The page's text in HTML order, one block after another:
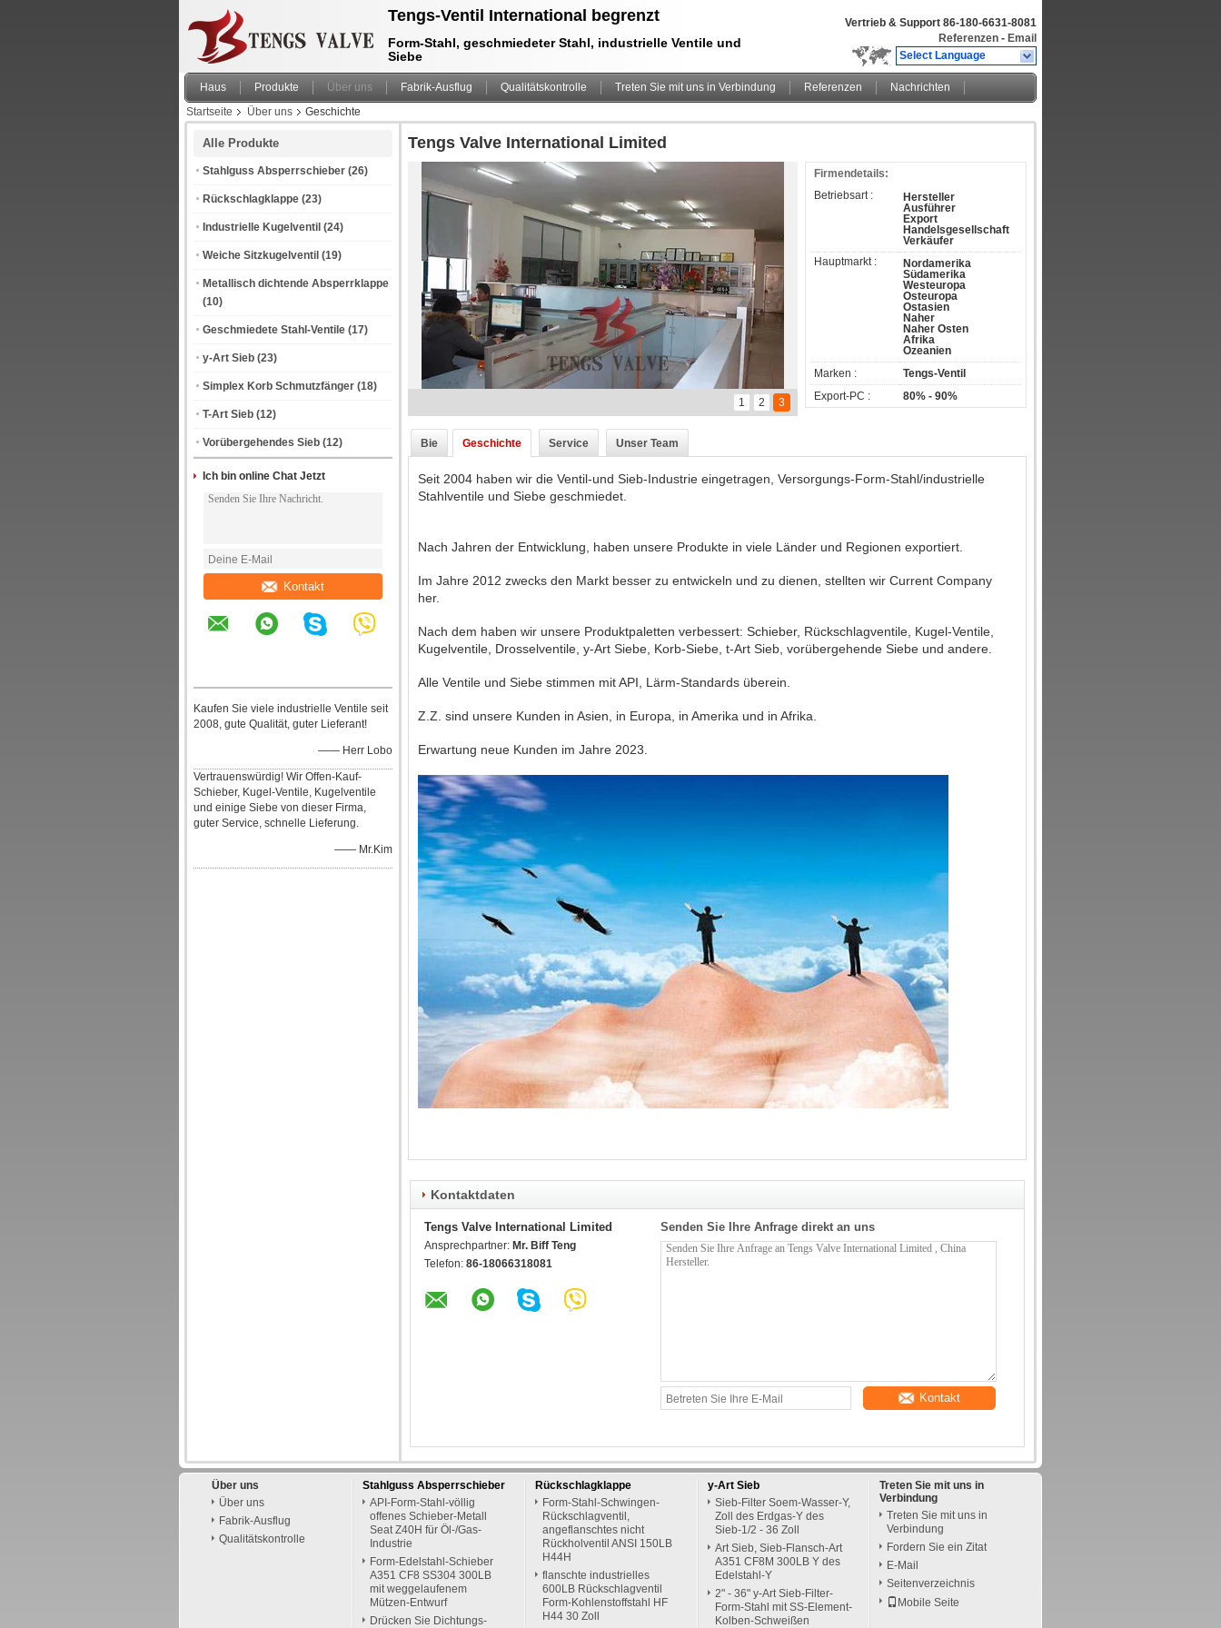
Tengs-Ventil International begrenzt
Form-Stahl, geschmiedeter Stahl, industrielle Ventile und
Siebe
Vertrieb & Support 86-180-6631-8081
Referenzen - Email
Select Language
Haus Produkte Über uns Fabrik-Ausflug Qualitätskontrolle Treten Sie mit uns in Verbindung Referenzen
Nachrichten
Startseite
Über uns Geschichte
Alle Produkte
Stahlguss Absperrschieber (26)
Rückschlagklappe (23)
Industrielle Kugelventil (24)
Weiche Sitzkugelventil (19)
Metallisch dichtende Absperrklappe
(10)
Geschmiedete Stahl-Ventile (17)
y-Art Sieb (23)
Simplex Korb Schmutzfänger (18)
T-Art Sieb (12)
Vorübergehendes Sieb (12)
Ich bin online Chat Jetzt
Kontakt
Kaufen Sie viele industrielle Ventile seit
2008, gute Qualität, guter Lieferant!
—— Herr Lobo
Vertrauenswürdig! Wir Offen-Kauf-
Schieber, Kugel-Ventile, Kugelventile
und einige Siebe von dieser Firma,
guter Service, schnelle Lieferung.
—— Mr.Kim
Tengs Valve International Limited
1 2 3
Firmendetails:
Betriebsart :
Hersteller
Ausführer
Export
Handelsgesellschaft
Verkäufer
Hauptmarkt :
Nordamerika
Südamerika
Westeuropa
Osteuropa
Ostasien
Naher
Naher Osten
Afrika
Ozeanien
Marken :
Tengs-Ventil
Export-PC :
80% - 90%
Bie Geschichte Service Unser Team
Seit 2004 haben wir die Ventil-und Sieb-Industrie eingetragen, Versorgungs-Form-Stahl/industrielle
Stahlventile und Siebe geschmiedet.
Nach Jahren der Entwicklung, haben unsere Produkte in viele Länder und Regionen exportiert.
Im Jahre 2012 zwecks den Markt besser zu entwickeln und zu dienen, stellten wir Current Company
her.
Nach dem haben wir unsere Produktpaletten verbessert: Schieber, Rückschlagventile, Kugel-Ventile,
Kugelventile, Drosselventile, y-Art Siebe, Korb-Siebe, t-Art Sieb, vorübergehende Siebe und andere.
Alle Ventile und Siebe stimmen mit API, Lärm-Standards überein.
Z.Z. sind unsere Kunden in Asien, in Europa, in Amerika und in Afrika.
Erwartung neue Kunden im Jahre 2023.
Kontaktdaten
Tengs Valve International Limited
Ansprechpartner: Mr. Biff Teng
Telefon: 86-18066318081
Senden Sie Ihre Anfrage direkt an uns
Kontakt
Über uns
Über uns
Fabrik-Ausflug
Qualitätskontrolle
Stahlguss Absperrschieber
API-Form-Stahl-völlig
offenes Schieber-Metall
Seat Z40H für Öl-/Gas-
Industrie
Form-Edelstahl-Schieber
A351 CF8 SS304 300LB
mit weggelaufenem
Mützen-Entwurf
Drücken Sie Dichtungs-
Rückschlagklappe
Form-Stahl-Schwingen-
Rückschlagventil,
angeflanschtes nicht
Rückholventil ANSI 150LB
H44H
flanschte industrielles
600LB Rückschlagventil
Form-Kohlenstoffstahl HF
H44 30 Zoll
y-Art Sieb
Sieb-Filter Soem-Wasser-Y,
Zoll des Erdgas-Y des
Sieb-1/2 - 36 Zoll
Art Sieb, Sieb-Flansch-Art
A351 CF8M 300LB Y des
Edelstahl-Y
2" - 36" y-Art Sieb-Filter-
Form-Stahl mit SS-Element-
Kolben-Schweißen
Treten Sie mit uns in
Verbindung
Treten Sie mit uns in
Verbindung
Fordern Sie ein Zitat
E-Mail
Seitenverzeichnis
Mobile Seite